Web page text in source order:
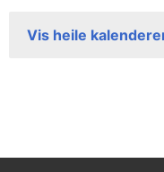
Vis heile